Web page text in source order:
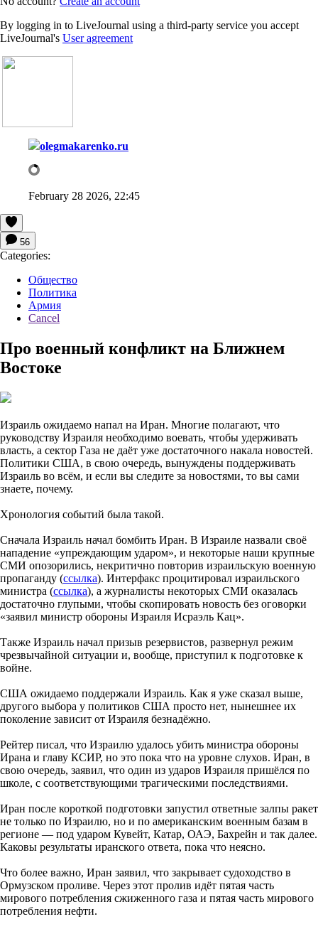
By logging in to LiveJournal using a third-party service you accept
LiveJournal's User agreement
olegmakarenko.ru
February 28 2026, 22:45
56
Categories:
Общество
Политика
Армия
Cancel
Про военный конфликт на Ближнем
Востоке
Израиль ожидаемо напал на Иран. Многие полагают, что
руководству Израиля необходимо воевать, чтобы удерживать
власть, а сектор Газа не даёт уже достаточного накала новостей.
Политики США, в свою очередь, вынуждены поддерживать
Израиль во всём, и если вы следите за новостями, то вы сами
знаете, почему.
Хронология событий была такой.
Сначала Израиль начал бомбить Иран. В Израиле назвали своё
нападение «упреждающим ударом», и некоторые наши крупные
СМИ опозорились, некритично повторив израильскую военную
пропаганду (ссылка). Интерфакс процитировал израильского
министра (ссылка), а журналисты некоторых СМИ оказалась
достаточно глупыми, чтобы скопировать новость без оговорки
«заявил министр обороны Израиля Исраэль Кац».
Также Израиль начал призыв резервистов, развернул режим
чрезвычайной ситуации и, вообще, приступил к подготовке к
войне.
США ожидаемо поддержали Израиль. Как я уже сказал выше,
другого выбора у политиков США просто нет, нынешнее их
поколение зависит от Израиля безнадёжно.
Рейтер писал, что Израилю удалось убить министра обороны
Ирана и главу КСИР, но это пока что на уровне слухов. Иран, в
свою очередь, заявил, что один из ударов Израиля пришёлся по
школе, с соответствующими трагическими последствиями.
Иран после короткой подготовки запустил ответные залпы ракет
не только по Израилю, но и по американским военным базам в
регионе — под ударом Кувейт, Катар, ОАЭ, Бахрейн и так далее.
Каковы результаты иранского ответа, пока что неясно.
Что более важно, Иран заявил, что закрывает судоходство в
Ормузском проливе. Через этот пролив идёт пятая часть
мирового потребления сжиженного газа и пятая часть мирового
потребления нефти.